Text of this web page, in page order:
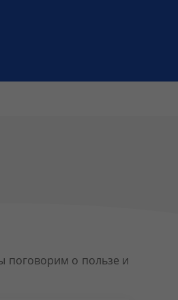
поговорим о пользе и